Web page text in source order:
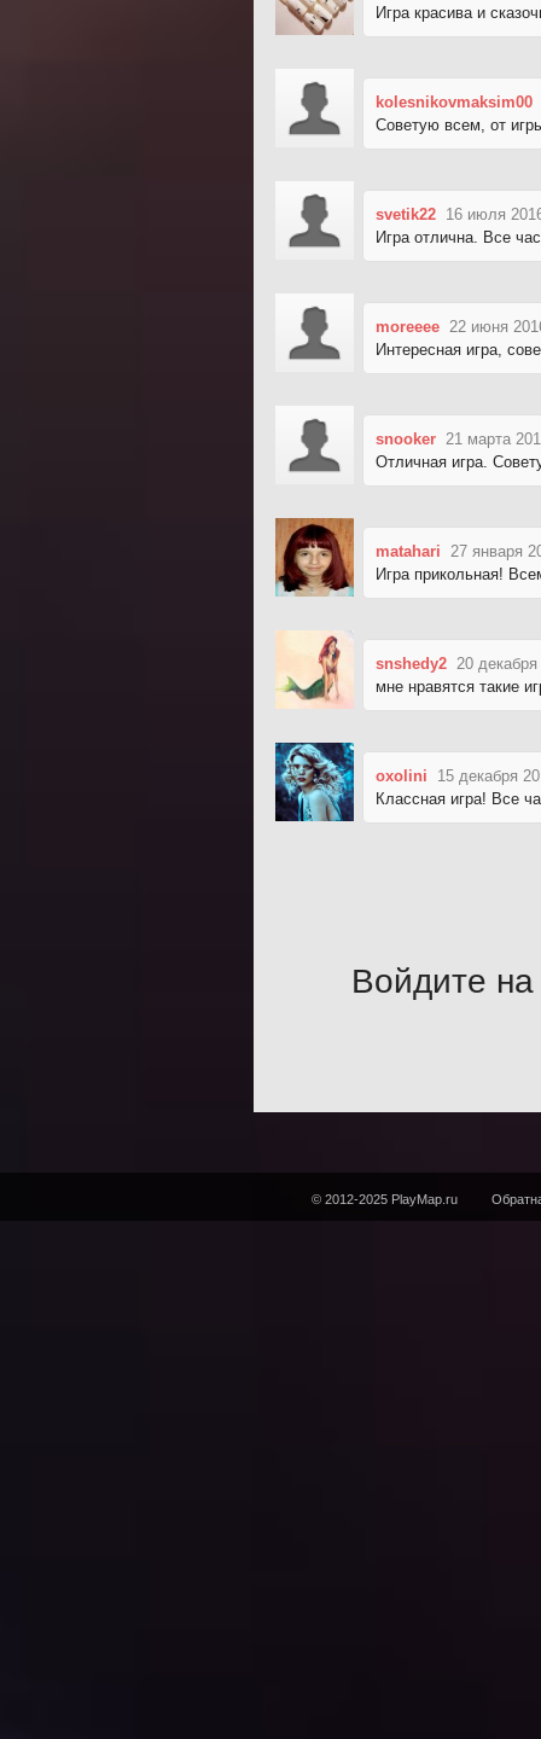
Игра красива и
kolesnikovmaksim00
Советую всем, от
svetik22 16 июля
Игра отлична. Все
moreeee 22 июня
Интересная игра,
snooker 21 марта
Отличная игра.
matahari
27 января
Игра прикольная!
snshedy2 20
мне нравятся такие
oxolini
15 декабря
Классная игра! Все
Войдите на
© 2012-2025 PlayMap.ru